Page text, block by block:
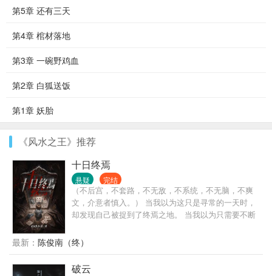
第5章 还有三天
第4章 棺材落地
第3章 一碗野鸡血
第2章 白狐送饭
第1章 妖胎
《风水之王》推荐
十日终焉
悬疑 完结
（不后宫，不套路，不无敌，不系统，不无脑，不爽
文，介意者慎入。） 当我以为这只是寻常的一天时，
却发现自己被捉到了终焉之地。 当我以为只需要不断
超自然之力。 当我以为这里是「造神之地」时，一切
却又奔着湮灭走去。
最新： 陈俊南（终）
破云